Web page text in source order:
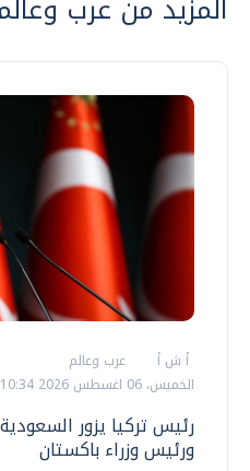
أ ش أ
عرب وعالم
الخميس، 06 اغسطس 2026 10:34 م
رئيس تركيا يزور
ورئيس وزراء باكستان